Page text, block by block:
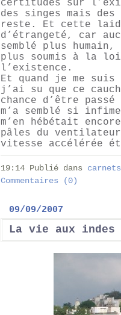
certitudes sur
des singes mais
reste. Et cette
d’étrangeté, car
semblé plus
plus soumis à la
l’existence.
Et quand je me
j’ai su que ce
chance d’être
m’a semblé si
m’en hébétait
pâles du
vitesse accélérée
19:14 Publié dans
Commentaires (0)
09/09/2007
La vie aux